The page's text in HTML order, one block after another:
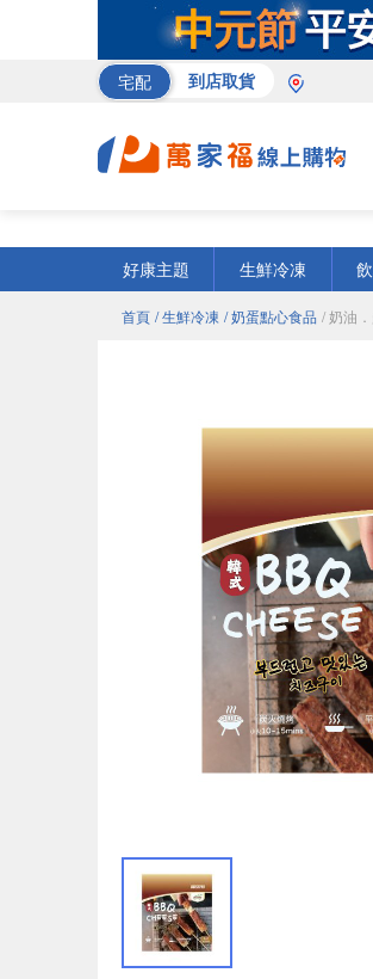
宅配 到店取貨
好康主題
生鮮冷凍
首頁 / 生鮮冷凍 / 奶蛋點心食品 / 奶油